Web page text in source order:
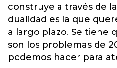
construye a través de
dualidad es la que
a largo plazo. Se tiene
son los problemas de
podemos hacer para